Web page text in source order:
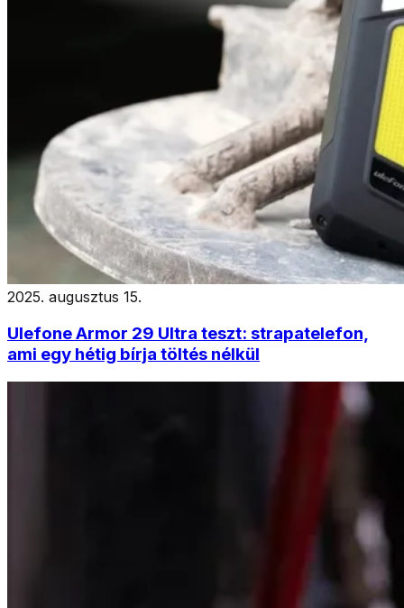
2025. augusztus 15.
Ulefone Armor 29 Ultra teszt: strapatelefon,
ami egy hétig bírja töltés nélkül